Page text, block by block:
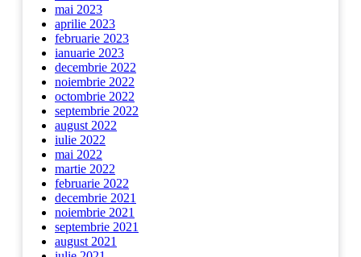
mai 2023
aprilie 2023
februarie 2023
ianuarie 2023
decembrie 2022
noiembrie 2022
octombrie 2022
septembrie 2022
august 2022
iulie 2022
mai 2022
martie 2022
februarie 2022
decembrie 2021
noiembrie 2021
septembrie 2021
august 2021